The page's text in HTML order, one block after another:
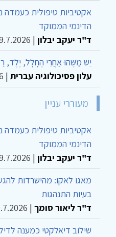
אקטיביות טיפולית כעמדה
הדינמי הממוקד
ד"ר יעקב יבלון |
יֵשׁ מַשֶּׁהוּ אַחֲרֵי הֶחָלָל, יֶלֶד,
עלון פסיכולוגיה עברית |
מעוררי עניין
אקטיביות טיפולית כעמדה
הדינמי הממוקד
ד"ר יעקב יבלון |
מאגו לאקו: מהישרדות
בעיות התנהגות
ד"ר ליאור סומך |
שילוב דיאלקטי כמענה